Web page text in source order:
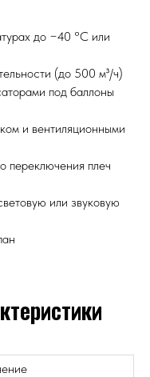
до −40 °С или
(до 500 м³/ч)
под баллоны
и вентиляционными
переключения плеч
или звуковую